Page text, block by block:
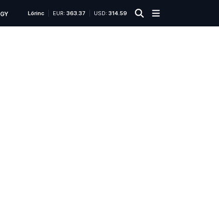
Lőrinc EUR: 363.37 USD: 314.59